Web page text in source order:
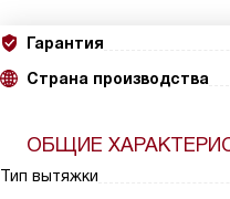
Гарантия
Страна производства
ОБЩИЕ
Тип вытяжки